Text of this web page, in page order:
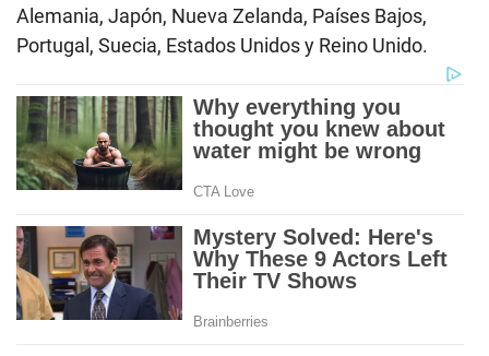
Alemania, Japón, Nueva Zelanda, Países Bajos,
Portugal, Suecia, Estados Unidos y Reino Unido.